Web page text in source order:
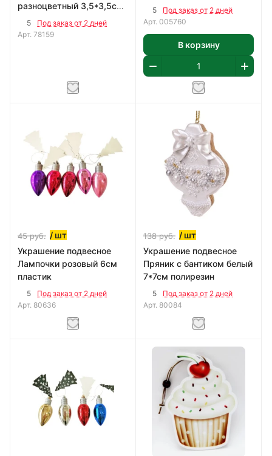
разноцветный 3,5*3,5см
пластик
5
Под заказ от 2 дней
Арт. 78159
5
Под заказ от 2 дней
Арт. 005760
В корзину
45руб. / шт
Украшение подвесное
Лампочки розовый 6см
пластик
5
Под заказ от 2 дней
Арт. 80636
138руб. / шт
Украшение подвесное
Пряник с бантиком белый
7*7см полирезин
5
Под заказ от 2 дней
Арт. 80084